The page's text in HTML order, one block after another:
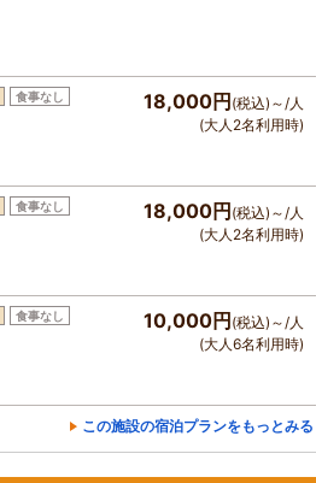
食事なし 18,000円 (税込)～/人
(大人2名利用時)
食事なし 18,000円 (税込)～/人
(大人2名利用時)
食事なし 10,000円 (税込)～/人
(大人6名利用時)
この施設の宿泊プランをもっとみる